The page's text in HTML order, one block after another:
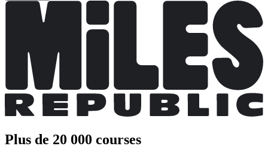
Plus de 20 000 courses